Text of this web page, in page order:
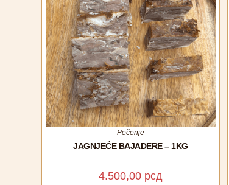
Pečenje
JAGNJEĆE BAJADERE – 1KG
4.500,00 рсд